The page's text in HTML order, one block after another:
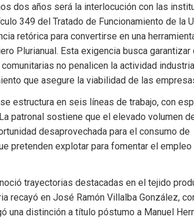
dos años será la interlocución con las
349 del Tratado de Funcionamiento de la
retórica para convertirse en una
Plurianual. Esta exigencia busca garantizar
no penalicen la actividad
que asegure la viabilidad de las
estructura en seis líneas de trabajo, con
patronal sostiene que el elevado volumen
desaprovechada para el consumo de
pretenden explotar para fomentar el
trayectorias destacadas en el tejido
recayó en José Ramón Villalba González,
una distinción a título póstumo a Manuel